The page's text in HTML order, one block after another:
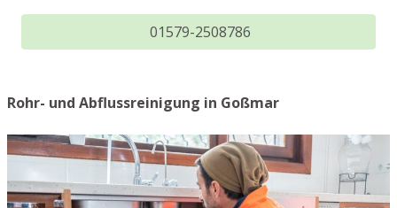
01579-2508786
Rohr- und Abflussreinigung in Goßmar